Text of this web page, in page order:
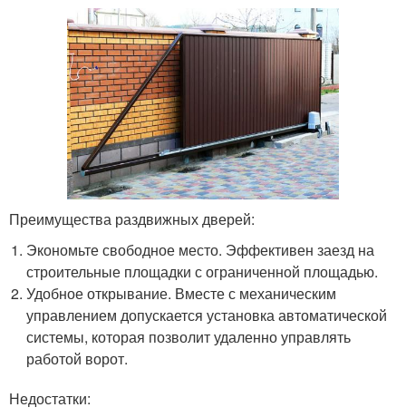
Преимущества раздвижных дверей:
Экономьте свободное место. Эффективен заезд на
строительные площадки с ограниченной площадью.
Удобное открывание. Вместе с механическим
управлением допускается установка автоматической
системы, которая позволит удаленно управлять
работой ворот.
Недостатки: